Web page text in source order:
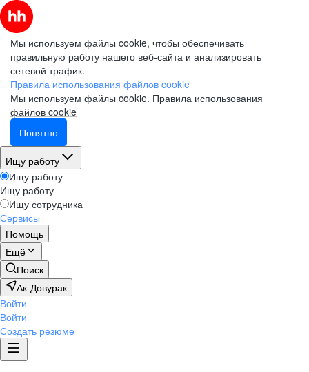
Мы используем файлы cookie, чтобы обеспечивать
правильную работу нашего веб-сайта и анализировать
сетевой трафик.
Правила использования файлов cookie
Мы используем файлы cookie. Правила использования
файлов cookie
Понятно
Ищу работу
Ищу работу
Ищу работу
Ищу сотрудника
Сервисы
Помощь
Ещё
Поиск
Ак-Довурак
Войти
Войти
Создать резюме